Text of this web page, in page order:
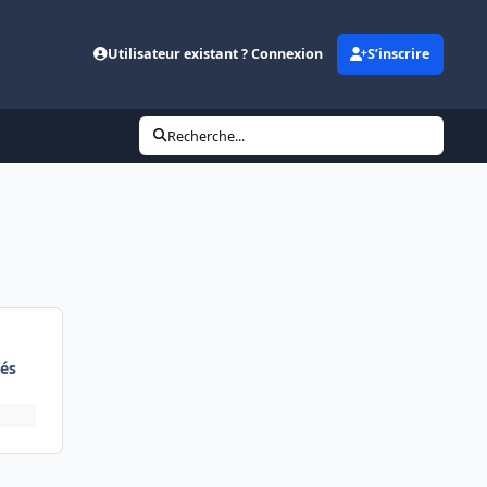
Utilisateur existant ? Connexion S’inscrire
Recherche...